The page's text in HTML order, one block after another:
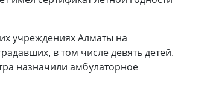
учреждениях Алматы на
в том числе девять детей.
назначили амбулаторное